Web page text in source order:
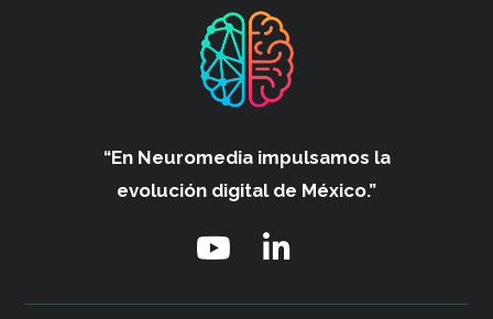
“En Neuromedia impulsamos la
evolución digital de México.”